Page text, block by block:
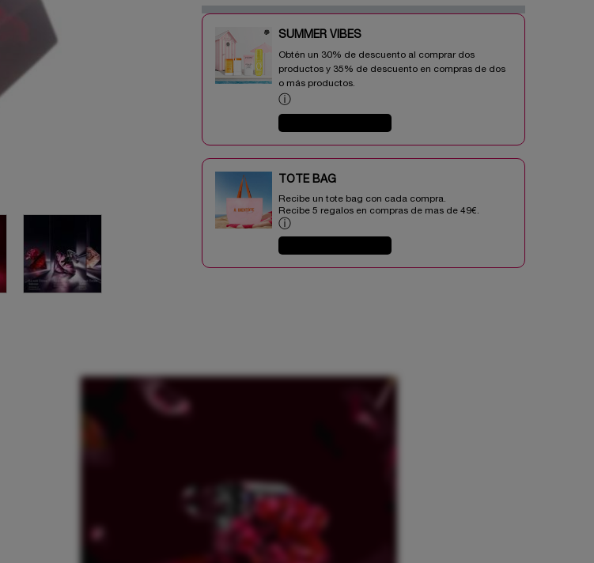
SUMMER VIBES​
Obtén un 30% de descuento al comprar dos
productos y 35% de descuento en compras de dos
o más productos.​
ⓘ
TOTE BAG​​
Recibe un tote bag con cada compra.
Recibe 5 regalos en compras de mas de 49€.​
ⓘ